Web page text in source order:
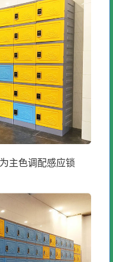
主色调配感应锁